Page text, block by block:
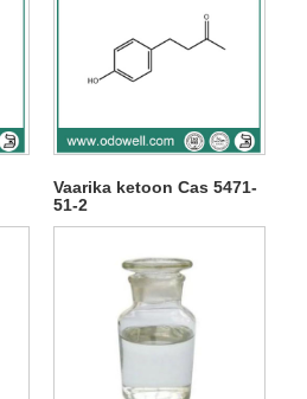
Vaarika ketoon Cas 5471-
51-2